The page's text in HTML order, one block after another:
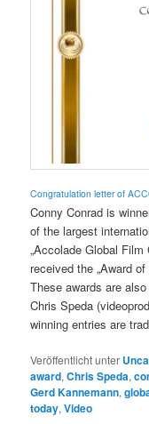
Congratulation letter of
Conny Conrad is
of the largest
„Accolade Global Film
received the „Award
These awards are
Chris Speda
winning entries are
Veröffentlicht unter
award,Chris Speda,
Gerd Kannemann,
today,Video